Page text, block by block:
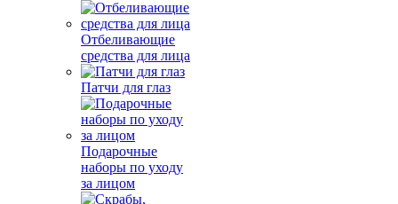
Молочко и
флюиды для лица
Отбеливающие
средства для лица
Патчи для глаз